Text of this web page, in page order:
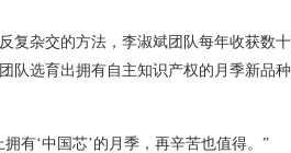
复杂交的方法，李淑斌团队每年收获数
队选育出拥有自主知识产权的月季新品
有‘中国芯’的月季，再辛苦也值得。”